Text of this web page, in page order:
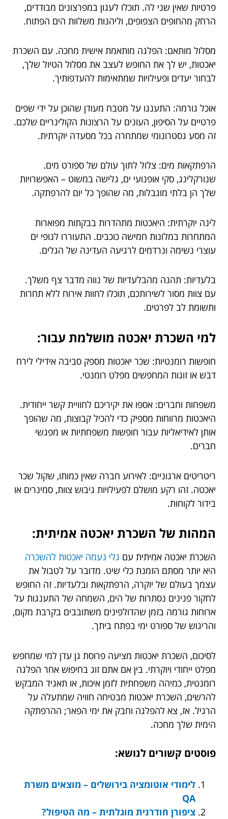
פרטיות שאין שני לה. תוכלו לעגון במפרצונים מבודדים,
הרחק מהחופים הצפופים, וליהנות משלוות הים הפתוח.
מסלול מותאם: הפלגה מותאמת אישית מחכה. עם השכרת
יאכטות, יש לך את החופש לעצב את מסלול הטיול שלך,
לבחור יעדים ופעילויות שמתאימות להעדפותיך.
אוכל גורמה: התענגו על מטבח מעודן שהוכן על ידי שפים
פרטיים על הסיפון, העונים על הרצונות הקולינריים שלכם.
זה מסע גסטרונומי שמתחרה בכל מסעדה יוקרתית.
הרפתקאות מים: צלול לתוך עולם של ספורט מים.
שנורקלינג, סקי אופנועי ים, גלישה במשוט – האפשרויות
שלך הן בלתי מוגבלות, מה שהופך כל יום להרפתקה.
לינה יוקרתית: היאכטות מתהדרות בבקתות מפוארות
המתחרות במלונות חמישה כוכבים. התעוררו לנופי ים
עוצרי נשימה ונרדמים לרגיעה העדינה של הגלים.
בלעדיות: תהנה מהבלעדיות של נווה מדבר צף משלך.
עם צוות מסור לשירותכם, תוכלו לחוות אירוח ללא תחרות
ותשומת לב לפרטים.
למי השכרת יאכטה מושלמת עבור:
חופשות רומנטיות: שכר יאכטות מספק סביבה אידילי לירח
דבש או זוגות המחפשים מפלט רומנטי.
משפחות וחברים: אספו את יקיריכם לחוויית קשר ייחודית.
היאכטות מרווחות מספיק כדי להכיל קבוצות, מה שהופך
אותן לאידיאליות עבור חופשות משפחתיות או מפגשי
חברים.
ריטריטים ארגוניים: לאירוע חברה שאין כמותו, שקול שכר
יאכטה. זהו רקע מושלם לפעילויות גיבוש צוות, סמינרים או
בידור לקוחות.
המהות של השכרת יאכטה אמיתית:
השכרת יאכטה אמיתית עם גלי נעמה יאכטות להשכרה
היא יותר מסתם הזמנת כלי שיט. מדובר על לטבול את
עצמך בעולם של יוקרה, הרפתקאות ובלעדיות. זה החופש
לחקור פנינים נסתרות של הים, השמחה של התענגות על
ארוחות גורמה בזמן שהדולפינים משתובבים בקרבת מקום,
והריגוש של ספורט ימי בפתח ביתך.
לסיכום, השכרת יאכטות מציעה פרוסת גן עדן למי שמחפש
מפלט ייחודי ויוקרתי. בין אם אתם זוג בחיפוש אחר הפלגה
רומנטית, כמיהה משפחתית לזמן איכות, או תאגיד המבקש
להרשים, השכרת יאכטות מבטיחה חוויה שמתעלה על
הרגיל. אז, צא להפלגה וחבק את ימי הפאר; ההרפתקה
הימית שלך מחכה.
פוסטים קשורים לנושא:
לימודי אוטומציה בירושלים – מוצאים משרת
QA
ציפורן חודרנית מוגלתית – מה הטיפול?